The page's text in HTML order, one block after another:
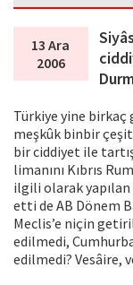
13 Ara
2006
Türkiye yine birkaç
meşkûk binbir
bir ciddiyet ile
limanını Kıbrıs
ilgili olarak yapılan
etti de AB Dönem
Meclis’e niçin
edilmedi,
edilmedi? Vesâire,